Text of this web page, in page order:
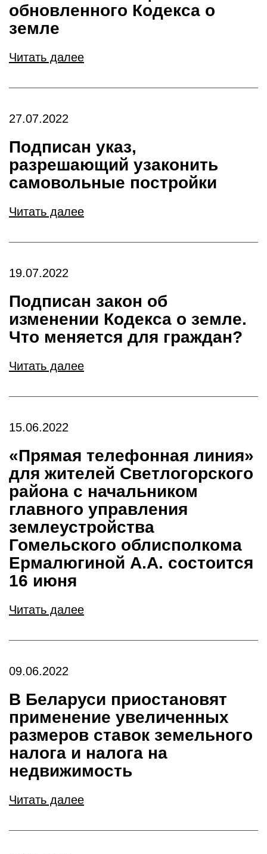
обновленного Кодекса о
земле
Читать далее
27.07.2022
Подписан указ,
разрешающий узаконить
самовольные постройки
Читать далее
19.07.2022
Подписан закон об
изменении Кодекса о земле.
Что меняется для граждан?
Читать далее
15.06.2022
«Прямая телефонная линия»
для жителей Светлогорского
района с начальником
главного управления
землеустройства
Гомельского облисполкома
Ермалюгиной А.А. состоится
16 июня
Читать далее
09.06.2022
В Беларуси приостановят
применение увеличенных
размеров ставок земельного
налога и налога на
недвижимость
Читать далее